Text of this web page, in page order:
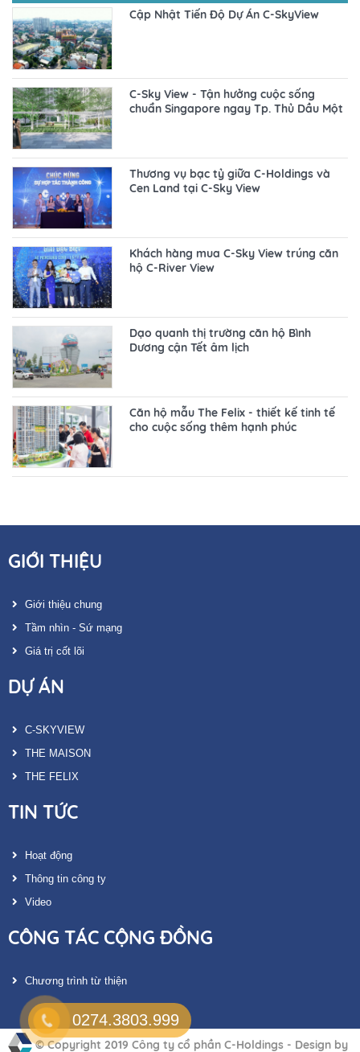
Cập Nhật Tiến Độ Dự Án C-SkyView
C-Sky View - Tận hưởng cuộc sống
chuẩn Singapore ngay Tp. Thủ Dầu Một
Thương vụ bạc tỷ giữa C-Holdings và
Cen Land tại C-Sky View
Khách hàng mua C-Sky View trúng căn
hộ C-River View
Dạo quanh thị trường căn hộ Bình
Dương cận Tết âm lịch
Căn hộ mẫu The Felix - thiết kế tinh tế
cho cuộc sống thêm hạnh phúc
0274.3803.999
GIỚI THIỆU
Giới thiệu chung
Tầm nhìn - Sứ mạng
Giá trị cốt lõi
DỰ ÁN
C-SKYVIEW
THE MAISON
THE FELIX
TIN TỨC
Hoạt động
Thông tin công ty
Video
CÔNG TÁC CỘNG ĐỒNG
Chương trình từ thiện
© Copyright 2019 Công ty cổ phần C-Holdings - Design by